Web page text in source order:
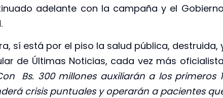
adelante con la campaña y el
sí está por el piso la salud pública, destruida,
de Últimas Noticias, cada vez más
Bs. 300 millones auxiliarán a los primeros
crisis puntuales y operarán a pacientes